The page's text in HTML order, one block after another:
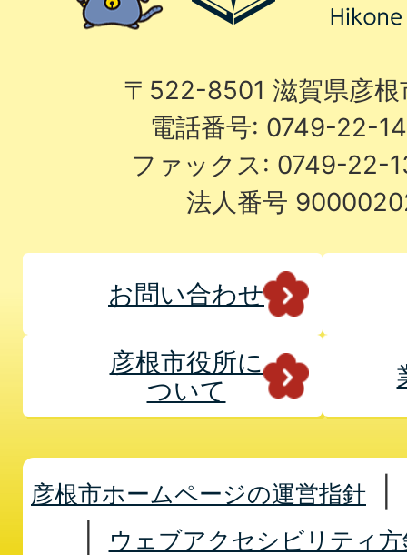
〒522-8501 滋賀県彦
電話番号: 0749-22-
ファックス: 0749-22-
法人番号
お問い合わせ
彦根市役所に
ついて
彦根市ホームページの運営指針
ウェブアクセシビリティ方